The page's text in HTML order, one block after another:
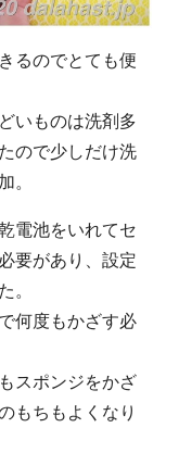
るのでとても便
いものは洗剤多
ので少しだけ洗
。
電池をいれてセ
要があり、設定
。
何度もかざす必
スポンジをかざ
もちもよくなり